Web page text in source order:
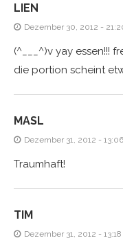
LIEN
Dezember 30, 2012 -
(^___^)v yay essen!!!
die portion scheint
MASL
Dezember 31, 2012 - 13:06
Traumhaft!
TIM
Dezember 31, 2012 - 13:18